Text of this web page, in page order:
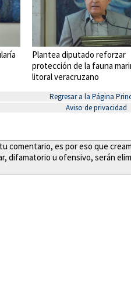
Plantea diputado reforzar
protección de la fauna
litoral veracruzano
Regresar a la Página
Aviso de privacidad
comentario, es por eso que
difamatorio u ofensivo, serán